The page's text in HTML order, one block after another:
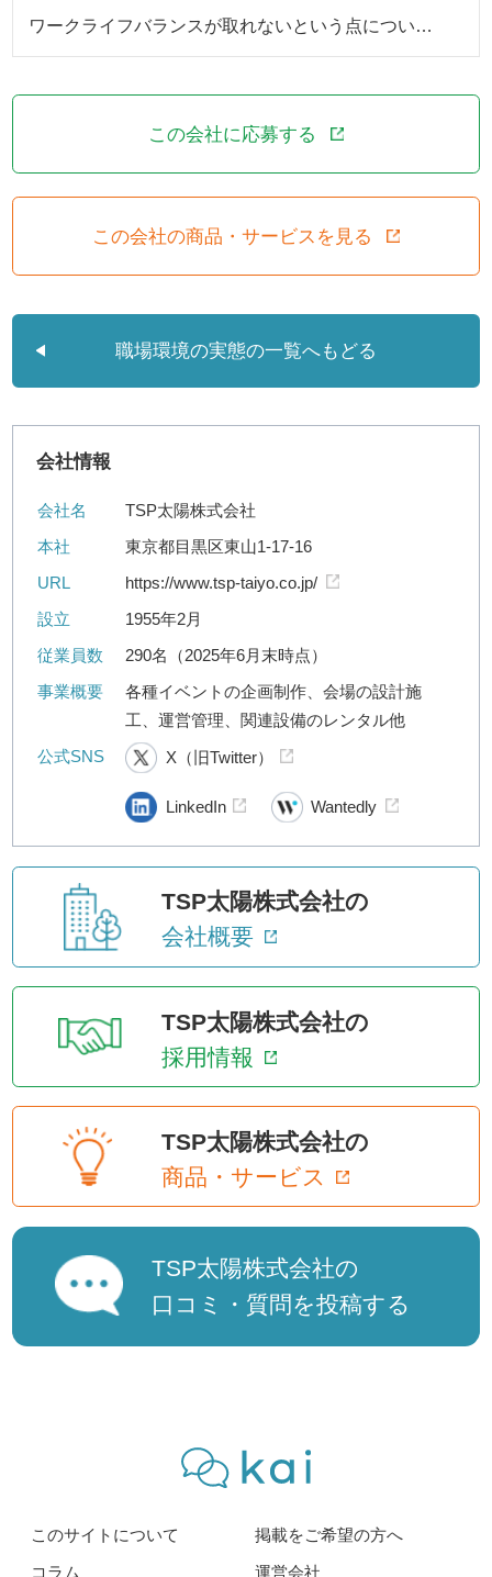
ワークライフバランスが取れないという点につい…
この会社に応募する
この会社の商品・サービスを見る
職場環境の実態の一覧へもどる
会社情報
会社名
TSP太陽株式会社
本社
東京都目黒区東山1-17-16
URL
https://www.tsp-taiyo.co.jp/
設立
1955年2月
従業員数
290名（2025年6月末時点）
事業概要
各種イベントの企画制作、会場の設計施
工、運営管理、関連設備のレンタル他
公式SNS
X（旧Twitter）
LinkedIn Wantedly
TSP太陽株式会社の
会社概要
TSP太陽株式会社の
採用情報
TSP太陽株式会社の
商品・サービス
TSP太陽株式会社の
口コミ・質問を投稿する
このサイトについて
掲載をご希望の方へ
コラム
運営会社